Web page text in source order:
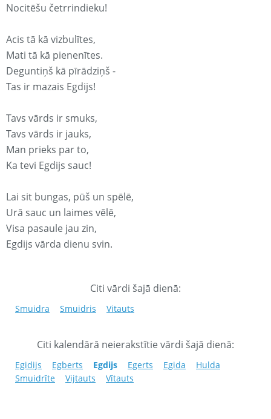
Nocitēšu četrrindieku!
Acis tā kā vizbulītes,
Mati tā kā pienenītes.
Deguntiņš kā pīrādziņš -
Tas ir mazais Egdijs!
Tavs vārds ir smuks,
Tavs vārds ir jauks,
Man prieks par to,
Ka tevi Egdijs sauc!
Lai sit bungas, pūš un spēlē,
Urā sauc un laimes vēlē,
Visa pasaule jau zin,
Egdijs vārda dienu svin.
Citi vārdi šajā dienā:
Smuidra Smuidris Vitauts
Citi kalendārā neierakstītie vārdi šajā dienā:
Egidijs Egberts Egdijs Egerts Egida
Hulda
Smuidrīte
Vijtauts Vītauts